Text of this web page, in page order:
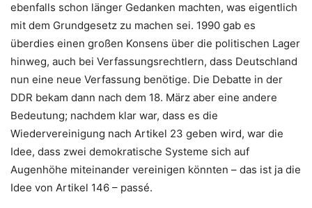
ebenfalls schon länger Gedanken machten, was eigentlich
mit dem Grundgesetz zu machen sei. 1990 gab es
überdies einen großen Konsens über die politischen Lager
hinweg, auch bei Verfassungsrechtlern, dass Deutschland
nun eine neue Verfassung benötige. Die Debatte in der
DDR bekam dann nach dem 18. März aber eine andere
Bedeutung; nachdem klar war, dass es die
Wiedervereinigung nach Artikel 23 geben wird, war die
Idee, dass zwei demokratische Systeme sich auf
Augenhöhe miteinander vereinigen könnten – das ist ja die
Idee von Artikel 146 – passé.